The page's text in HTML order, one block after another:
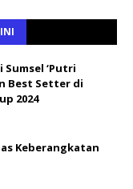
‘Putri
Best Setter di
2024
Keberangkatan